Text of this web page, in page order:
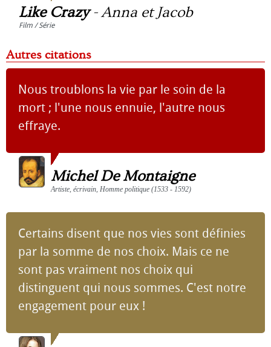
Like Crazy-Anna et Jacob
Film / Série
Autres citations
Nous troublons la vie par le soin de la
mort ; l'une nous ennuie, l'autre nous
effraye.
Michel De Montaigne
Artiste, écrivain, Homme politique (1533 - 1592)
Certains disent que nos vies sont définies
par la somme de nos choix. Mais ce ne
sont pas vraiment nos choix qui
distinguent qui nous sommes. C'est notre
engagement pour eux !